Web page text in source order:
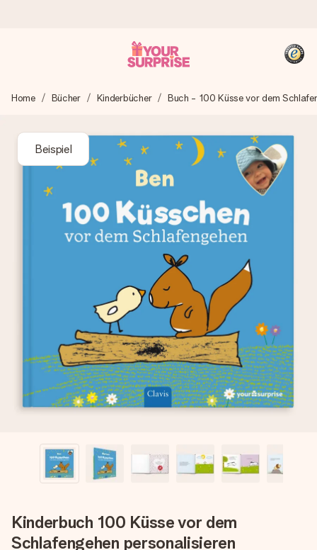
Wir bereiten dein Geschenk sorgfältig vor und schicken es
4,8 (basierend auf +15.000 Bewertungen)
Unsere Geschenke begeistern. Kunden bewerten uns mit
4,8 bei Google Reviews (Gesamtergebnis aller Länder, in
die wir versenden).
+49 39292 929695
Montag - Freitag : 8:30 - 17:00 Uhr
Samstag - Sonntag : 8:30 - 13:00 Uhr
Home Bücher Kinderbücher Buch - 100 Küsse vor dem
Beispiel
Kinderbuch 100 Küsse vor dem
Schlafengehen personalisieren